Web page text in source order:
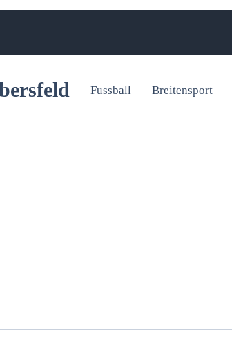
Fussball Breitensport